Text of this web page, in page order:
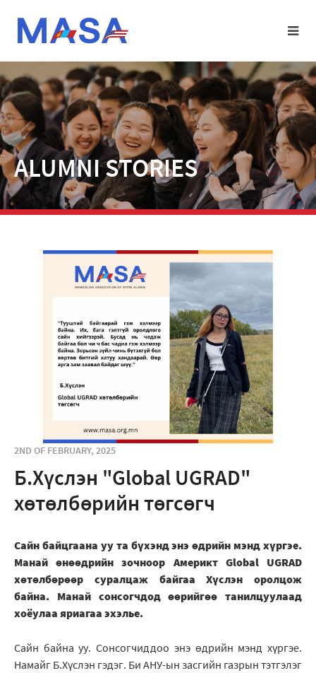
ALUMNI STORIES
2ND OF FEBRUARY, 2025
Б.Хүслэн "Global UGRAD"
хөтөлбөрийн төгсөгч
Сайн байцгаана уу та бүхэнд энэ өдрийн мэнд хүргэе.
Манай өнөөдрийн зочноор Америкт Global UGRAD
хөтөлбөрөөр суралцаж байгаа Хүслэн оролцож
байна. Манай сонсогчдод өөрийгөө танилцуулаад
хоёулаа яриагаа эхэлье.
Сайн байна уу. Сонсогчиддоо энэ өдрийн мэнд хүргэе.
Намайг Б.Хүслэн гэдэг. Би АНУ-ын засгийн газрын тэтгэлэг